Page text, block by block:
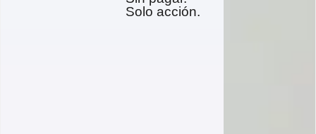
Solo acción.